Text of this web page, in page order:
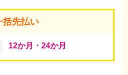
括先払い
12か月・24か月